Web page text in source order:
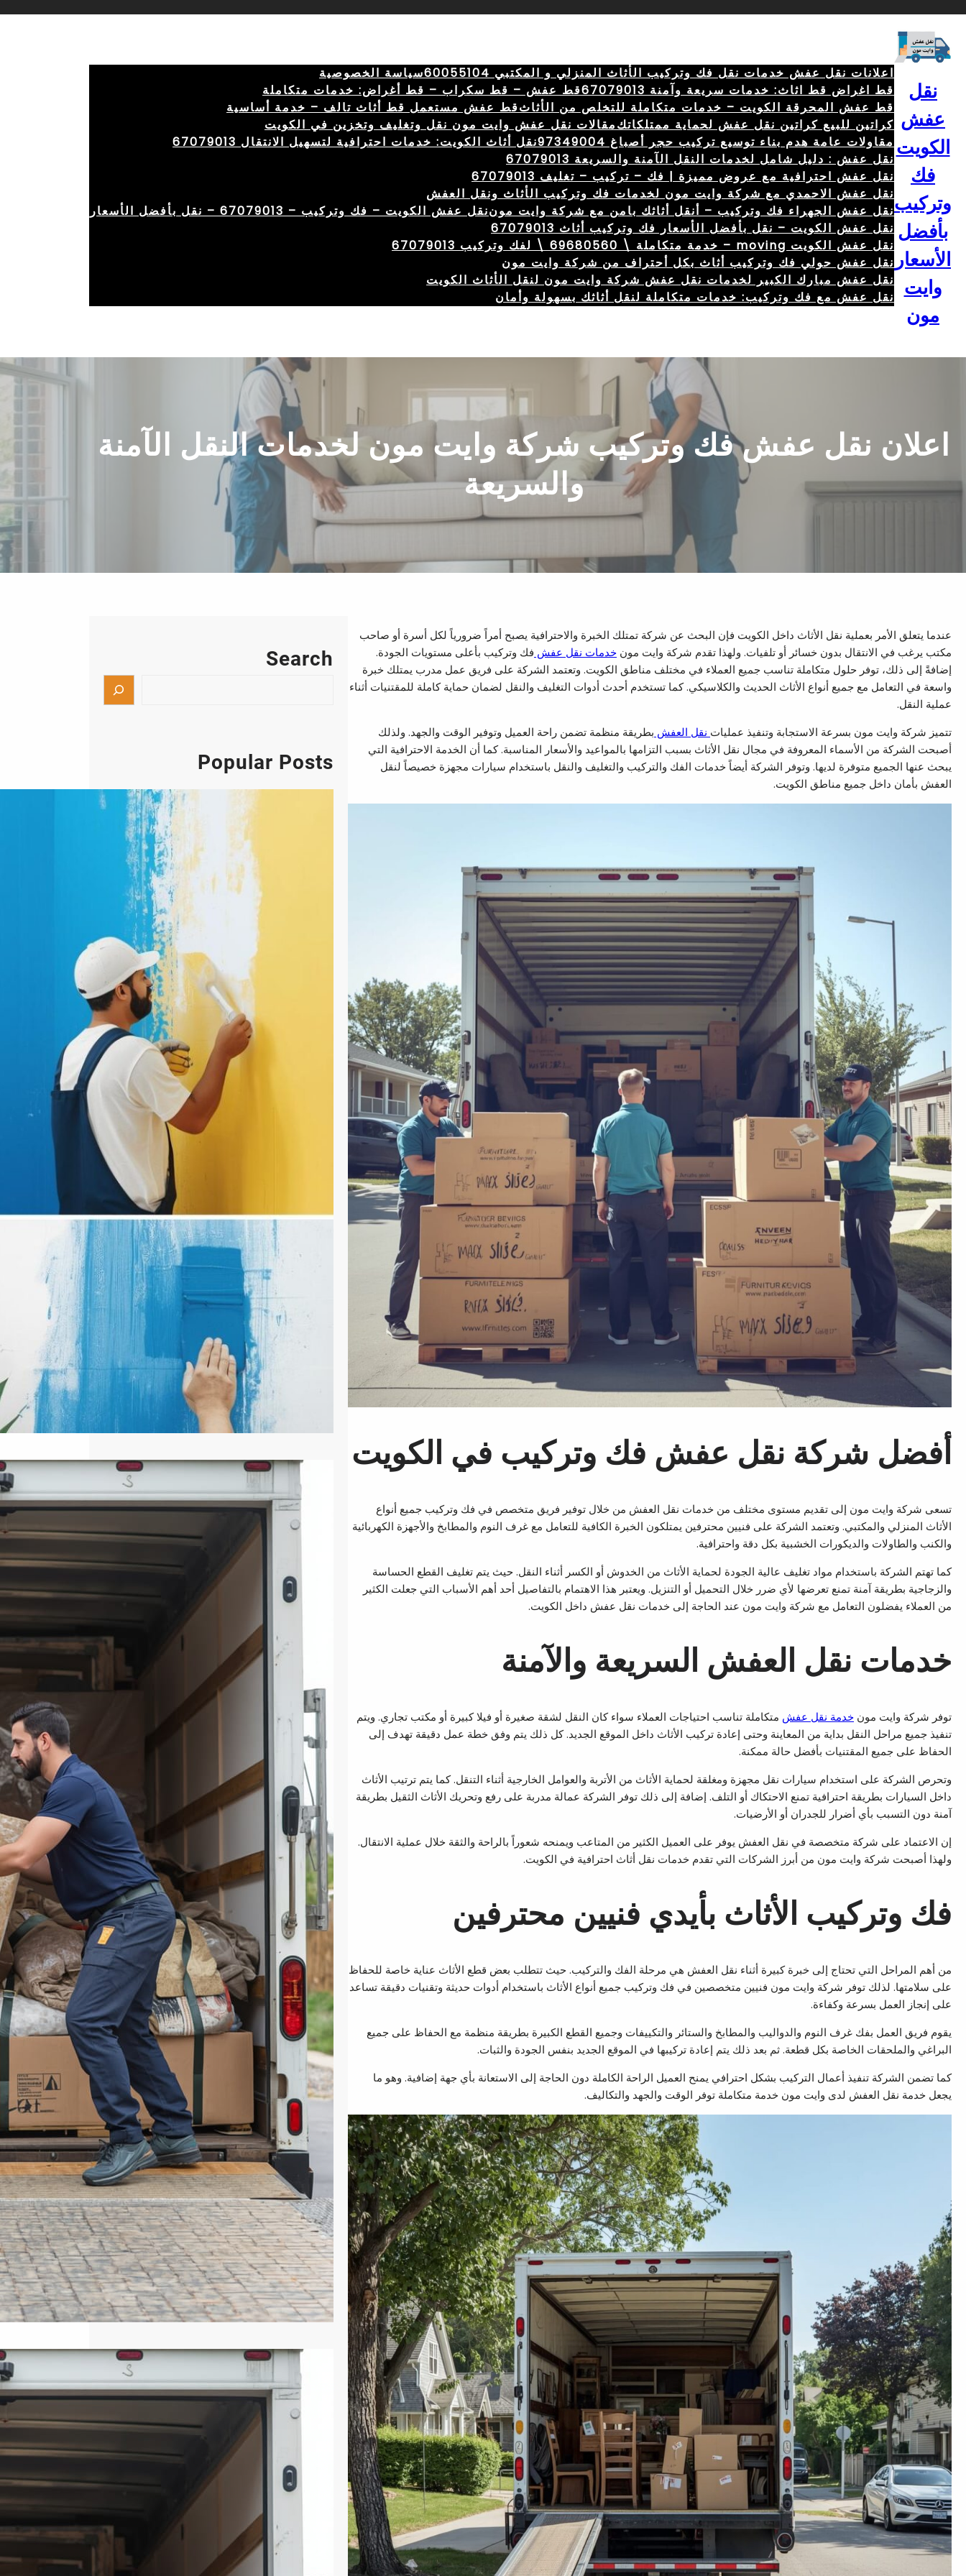
المحتوى
نقل
عفش
الكويت
فك
وتركيب
بأفضل
الأسعار
وايت
مون
اعلانات نقل عفش خدمات نقل فك وتركيب الأثاث المنزلي و المكتبي 60055104
سياسة الخصوصية
قط اغراض قط اثاث: خدمات سريعة وآمنة 67079013
قط عفش – قط سكراب – قط أغراض: خدمات متكاملة
قط عفش المحرقة الكويت – خدمات متكاملة للتخلص من الأثاثقط عفش مستعمل قط أثاث تالف – خدمة أساسية
كراتين للبيع كراتين نقل عفش لحماية ممتلكاتكمقالات نقل عفش وايت مون نقل وتغليف وتخزين في الكويت
مقاولات عامة هدم بناء توسيع تركيب حجر أصباغ 97349004
نقل أثاث الكويت: خدمات احترافية لتسهيل الانتقال 67079013
نقل عفش : دليل شامل لخدمات النقل الآمنة والسريعة 67079013
نقل عفش احترافية مع عروض مميزة | فك – تركيب – تغليف 67079013
نقل عفش الاحمدي مع شركة وايت مون لخدمات فك وتركيب الأثاث ونقل العفش
نقل عفش الجهراء فك وتركيب – أنقل أثاثك بامن مع شركة وايت موننقل عفش الكويت – فك وتركيب – 67079013 – نقل بأفضل الأسعار
نقل عفش الكويت – نقل بأفضل الأسعار فك وتركيب أثاث 67079013
نقل عفش الكويت moving – خدمة متكاملة \ 69680560 \ لفك وتركيب 67079013
نقل عفش حولي فك وتركيب أثاث بكل أحتراف من شركة وايت مون
نقل عفش مبارك الكبير لخدمات نقل عفش شركة وايت مون لنقل الأثاث الكويت
نقل عفش مع فك وتركيب: خدمات متكاملة لنقل أثاثك بسهولة وأمان
اعلان نقل عفش فك وتركيب شركة وايت مون لخدمات النقل الآمنة
والسريعة
عندما يتعلق الأمر بعملية نقل الأثاث داخل الكويت فإن البحث عن شركة تمتلك الخبرة والاحترافية يصبح أمراً ضرورياً لكل أسرة أو صاحب
مكتب يرغب في الانتقال بدون خسائر أو تلفيات. ولهذا تقدم شركة وايت مون خدمات نقل عفش فك وتركيب بأعلى مستويات الجودة.
إضافةً إلى ذلك، توفر حلول متكاملة تناسب جميع العملاء في مختلف مناطق الكويت. وتعتمد الشركة على فريق عمل مدرب يمتلك خبرة
واسعة في التعامل مع جميع أنواع الأثاث الحديث والكلاسيكي. كما تستخدم أحدث أدوات التغليف والنقل لضمان حماية كاملة للمقتنيات أثناء
عملية النقل.
تتميز شركة وايت مون بسرعة الاستجابة وتنفيذ عمليات نقل العفش بطريقة منظمة تضمن راحة العميل وتوفير الوقت والجهد. ولذلك
أصبحت الشركة من الأسماء المعروفة في مجال نقل الأثاث بسبب التزامها بالمواعيد والأسعار المناسبة. كما أن الخدمة الاحترافية التي
يبحث عنها الجميع متوفرة لديها. وتوفر الشركة أيضاً خدمات الفك والتركيب والتغليف والنقل باستخدام سيارات مجهزة خصيصاً لنقل
العفش بأمان داخل جميع مناطق الكويت.
أفضل شركة نقل عفش فك وتركيب في الكويت
تسعى شركة وايت مون إلى تقديم مستوى مختلف من خدمات نقل العفش من خلال توفير فريق متخصص في فك وتركيب جميع أنواع
الأثاث المنزلي والمكتبي. وتعتمد الشركة على فنيين محترفين يمتلكون الخبرة الكافية للتعامل مع غرف النوم والمطابخ والأجهزة الكهربائية
والكنب والطاولات والديكورات الخشبية بكل دقة واحترافية.
كما تهتم الشركة باستخدام مواد تغليف عالية الجودة لحماية الأثاث من الخدوش أو الكسر أثناء النقل. حيث يتم تغليف القطع الحساسة
والزجاجية بطريقة آمنة تمنع تعرضها لأي ضرر خلال التحميل أو التنزيل. ويعتبر هذا الاهتمام بالتفاصيل أحد أهم الأسباب التي جعلت الكثير
من العملاء يفضلون التعامل مع شركة وايت مون عند الحاجة إلى خدمات نقل عفش داخل الكويت.
خدمات نقل العفش السريعة والآمنة
توفر شركة وايت مون خدمة نقل عفش متكاملة تناسب احتياجات العملاء سواء كان النقل لشقة صغيرة أو فيلا كبيرة أو مكتب تجاري. ويتم
تنفيذ جميع مراحل النقل بداية من المعاينة وحتى إعادة تركيب الأثاث داخل الموقع الجديد. كل ذلك يتم وفق خطة عمل دقيقة تهدف إلى
الحفاظ على جميع المقتنيات بأفضل حالة ممكنة.
وتحرص الشركة على استخدام سيارات نقل مجهزة ومغلقة لحماية الأثاث من الأتربة والعوامل الخارجية أثناء التنقل. كما يتم ترتيب الأثاث
داخل السيارات بطريقة احترافية تمنع الاحتكاك أو التلف. إضافة إلى ذلك توفر الشركة عمالة مدربة على رفع وتحريك الأثاث الثقيل بطريقة
آمنة دون التسبب بأي أضرار للجدران أو الأرضيات.
إن الاعتماد على شركة متخصصة في نقل العفش يوفر على العميل الكثير من المتاعب ويمنحه شعوراً بالراحة والثقة خلال عملية الانتقال.
ولهذا أصبحت شركة وايت مون من أبرز الشركات التي تقدم خدمات نقل أثاث احترافية في الكويت.
فك وتركيب الأثاث بأيدي فنيين محترفين
من أهم المراحل التي تحتاج إلى خبرة كبيرة أثناء نقل العفش هي مرحلة الفك والتركيب. حيث تتطلب بعض قطع الأثاث عناية خاصة للحفاظ
على سلامتها. لذلك توفر شركة وايت مون فنيين متخصصين في فك وتركيب جميع أنواع الأثاث باستخدام أدوات حديثة وتقنيات دقيقة تساعد
على إنجاز العمل بسرعة وكفاءة.
يقوم فريق العمل بفك غرف النوم والدواليب والمطابخ والستائر والتكييفات وجميع القطع الكبيرة بطريقة منظمة مع الحفاظ على جميع
البراغي والملحقات الخاصة بكل قطعة. ثم بعد ذلك يتم إعادة تركيبها في الموقع الجديد بنفس الجودة والثبات.
كما تضمن الشركة تنفيذ أعمال التركيب بشكل احترافي يمنح العميل الراحة الكاملة دون الحاجة إلى الاستعانة بأي جهة إضافية. وهو ما
يجعل خدمة نقل العفش لدى وايت مون خدمة متكاملة توفر الوقت والجهد والتكاليف.
Search
h
Popular Posts
أصباغ الكويت ابو حسن صباغ شاطر
تركيب جبس بورد
إذا كنت تبحث عن أفضل خدمات أصباغ
الكويت وتركيب جبس بورد بأعلى مستويات
الجودة والاحترافية، فإن أعمال الدهانات
والديكورات الحديثة أصبحت من أهم عناصر
التشطيب التي تضيف لمسة جمالية راقية
للمنازل والفلل والشركات. توفر خدمات
الصباغة الحديثة خيارات واسعة من الألوان
والتصاميم العصرية التي تتناسب مع
مختلف الأذواق، بينما يساهم الجبس بورد
في تنفيذ أسقف…
كيفىة أختيار أفضل شركة نقل عفش
في الكويت: دليل شامل
للمستخدمين
أهمية اختيار شركة نقل موثوقة اختيار
شركة نقل عفش موثوقة من أهم الخطوات
التي تضمن نجاح عملية نقل الأثاث دون
تعرض المقتنيات للتلف أو الخدوش أو
الفقدان. في الحقيقة، كيفية اختيار شركة
نقل عفش في الكويت سؤال يجول في
ذهن كل من ينوي الانتقال بأمان. فالشركة
المحترفة تمتلك الخبرة الكافية للتعامل مع
جميع أنواع الأثاث،…
نقل عفش المنازل والمكاتب خدمات
نقل احترافية تضمن الأمان وسرعة
وجودة
عندما يحين وقت الانتقال إلى منزل جديد أو
مقر عمل مختلف، تصبح عملية نقل الأثاث
واحدة من أكثر المهام التي تحتاج إلى
تخطيط دقيق وخبرة حقيقية. فالأثاث لا
يمثل مجرد مقتنيات مادية، بل يضم قطعًا
ذات قيمة مالية ومعنوية تحتاج إلى عناية
خاصة أثناء الفك والتغليف والنقل